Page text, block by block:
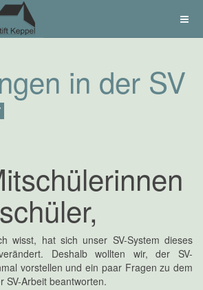
in der SV
wisst, hat sich unser SV-System dieses
Deshalb wollten wir, der SV-
vorstellen und ein paar Fragen zu dem
SV-Arbeit beantworten.